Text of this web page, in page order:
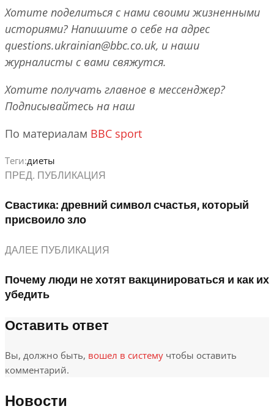
Хотите поделиться с нами своими жизненными
историями? Напишите о себе на адрес
questions.ukrainian@bbc.co.uk, и наши
журналисты с вами свяжутся.
Хотите получать главное в мессенджер?
Подписывайтесь на наш
По материалам BBC sport
Теги:диеты
ПРЕД. ПУБЛИКАЦИЯ
Свастика: древний символ счастья, который
присвоило зло
ДАЛЕЕ ПУБЛИКАЦИЯ
Почему люди не хотят вакцинироваться и как их
убедить
Оставить ответ
Вы, должно быть, вошел в систему чтобы оставить
комментарий.
Новости